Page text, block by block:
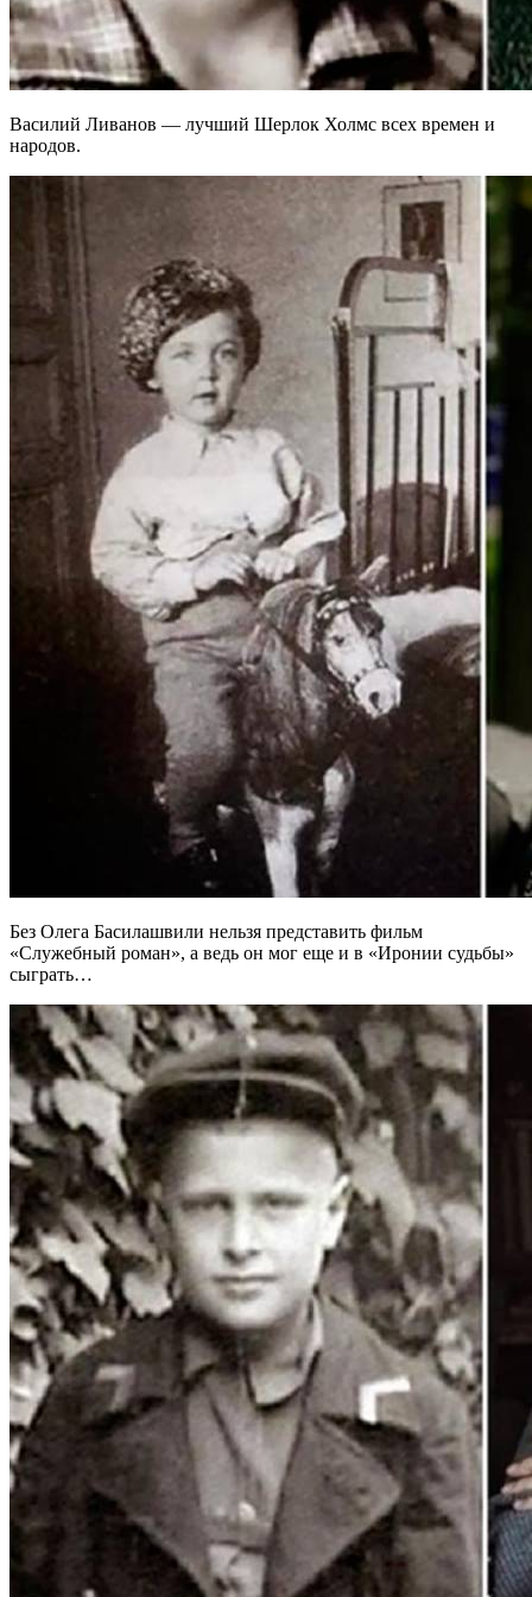
Василий Ливанов — лучший Шерлок Холмс всех времен и
народов.
Без Олега Басилашвили нельзя представить фильм
«Служебный роман», а ведь он мог еще и в «Иронии судьбы»
сыграть…